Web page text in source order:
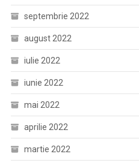
septembrie 2022
august 2022
iulie 2022
iunie 2022
mai 2022
aprilie 2022
martie 2022